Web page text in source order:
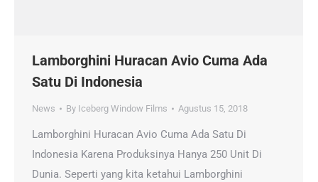
Lamborghini Huracan Avio Cuma Ada
Satu Di Indonesia
News By Iceberg Window Films Agustus 15, 2018
Lamborghini Huracan Avio Cuma Ada Satu Di
Indonesia Karena Produksinya Hanya 250 Unit Di
Dunia. Seperti yang kita ketahui Lamborghini